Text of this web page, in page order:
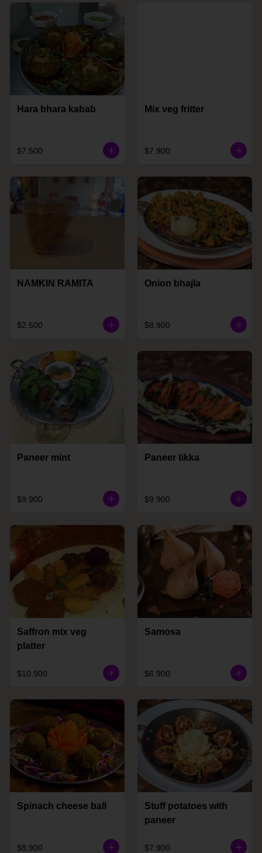
Hara bhara kabab
$7.500
Mix veg fritter
$7.900
NAMKIN RAMITA
$2.500
Onion bhajla
$8.900
Paneer mint
$9.900
Paneer tikka
$9.900
Saffron mix veg
platter
$10.900
Samosa
$6.900
Spinach cheese ball
$8.900
Stuff potatoes with
paneer
$7.900